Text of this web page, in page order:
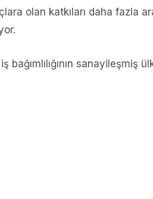
olan katkıları daha fazla